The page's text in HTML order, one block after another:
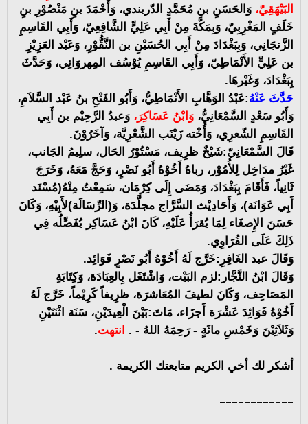
البَيْهَقِيّ، وَالحَسَنِ بن مُحَمَّدٍ الدّربندي، وَأَحْمَدَ بنِ مَنْصُوْرِ بنِ
خَلَفٍ المَغْرِبِيّ، وَبِمَكَّةَ مِنْ أَبِي عَلِيٍّ الشَّافِعِيّ، وَأَبِي القَاسِمِ
الزَّنجَانِي، وَبِبَغْدَادَ مِنْ أَبِي الحُسَيْنِ بن النَّقُّوْرِ، وَعَبْد العَزِيْزِ
بن عَلِيٍّ الأَنْمَاطِيّ، وَأَبِي القَاسِمِ يُوْسُف المِهروَانِي، وَحَدَّثَ
بِبَغْدَادَ، وَغَيْرهَا.
حَدَّثَ عَنْهُ:عَبْدُ الوَهَّابِ الأَنْمَاطِيُّ، وَأَبُو الفَتْحِ بنُ عَبْد السَّلاَمِ،
وَأَبُو سَعْدٍ السَّمْعَانِيُّ، وَابْنُ عَسَاكِرَ، وَعبدُ الرَّحِيْم بن أَبِي
القَاسِمِ الشّعرِي، وَأُخْته زَيْنَب الشَّعْرِيَّة، وَآخَرُوْنَ.
قَالَ السَّمْعَانِيّ:شَيْخٌ ظرِيف، مَسْتُوْرُ الحَال، سلِيمُ الجَانب،
غَيْرُ مدَاخِل لِلأُمُوْر، رباهُ أَخُوْهُ أَبُو نَصْرٍ، وَحَجَّ مَعَهُ، وَخَرَجَ
ثَانِياً، فَأَقَامَ بِبَغْدَادَ، وَمَضَى إِلَى كِرْمَان، سَمِعْتُ مِنْهُ(مُسْنَد
أَبِي عَوَانَة)، وَأَحَادِيْث السَّرَّاج مجلَّدَة، وَ(الرِّسَالَة)لأَبِيْهِ، وَكَانَ
حَسَنَ الإِصغَاء لِمَا يُقرَأُ عَلَيْهِ، كَانَ ابْنُ عَسَاكِر يُفَضِّلُه فِي
ذَلِكَ عَلَى الفُرَاوِي.
وَقَالَ عبد الغَافِرِ:خَرَّج لَهُ أَخُوْهُ أَبُو نَصْرٍ فَوَائِد.
وَقَالَ ابْنُ النَّجَّار:لزم البَيْت، وَاشْتَغَل بِالعِبَادَة، وَكِتَابَةِ
المَصَاحِف، وَكَانَ لطيفَ المُعَاشرَة، ظرِيفاً كَرِيْماً، خَرَّج لَهُ
أَخُوْهُ فَوَائِدَ عَشْرَة أَجزَاء، مَاتَ:بَيْنَ الْعِيدَيْنِ، سَنَة اثْنَتَيْنِ
وَثَلاَثِيْنَ وَخَمْسِ مائَةٍ - رَحِمَهُ اللهُ - .
انتهت.
أشكر لك أخي الكريم متابعتك الكريمة .
____________